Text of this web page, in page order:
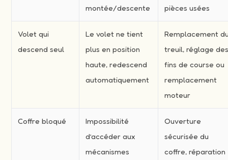
montée/descente
pièces usées
Volet qui
descend seul
Le volet ne tient
plus en position
haute, redescend
automatiquement
Remplacement
treuil, réglage
fins de course ou
remplacement
moteur
Coffre bloqué
Impossibilité
d’accéder aux
mécanismes
Ouverture
sécurisée du
coffre, réparation